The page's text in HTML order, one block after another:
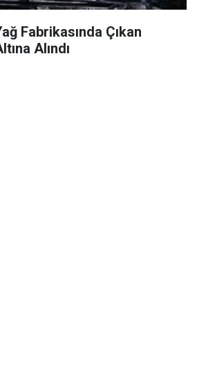
Fabrikasında Çıkan
Alındı